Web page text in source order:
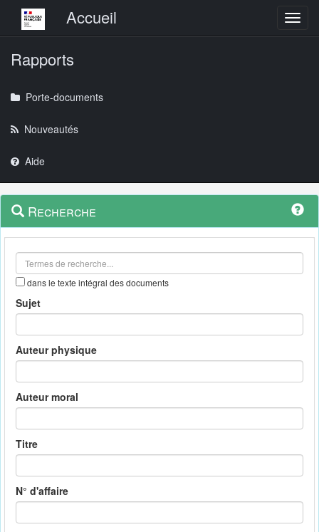
Menu principalAccueil
Rapports
Porte-documents
Nouveautés
Aide
Navigation
outils
Menu
contextuel
Recherche
dans le texte intégral des documents
Sujet
Auteur physique
Auteur moral
Titre
N° d'affaire